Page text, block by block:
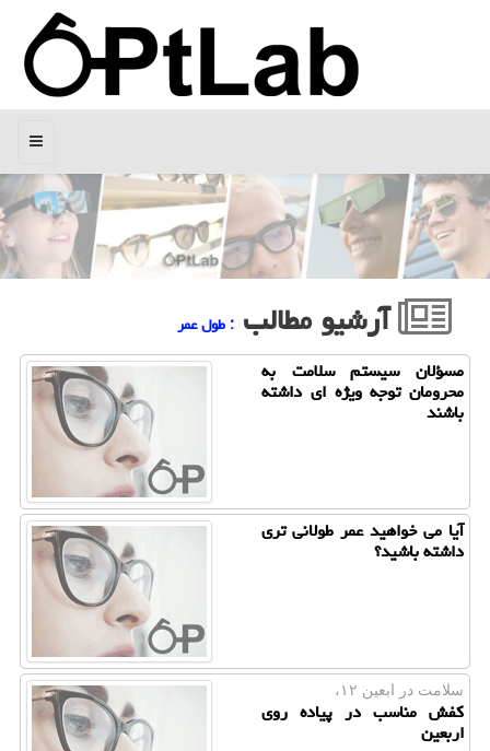
منو
آرشیو مطالب : طول عمر
مسؤلان سیستم سلامت به
محرومان توجه ویژه ای داشته
باشند
آیا می خواهید عمر طولانی تری
داشته باشید؟
سلامت در ابعین ۱۲،
کفش مناسب در پیاده روی
اربعین